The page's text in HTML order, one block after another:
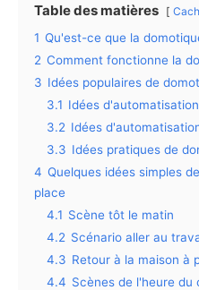
Table des matières
1 Qu'est-ce que la
2 Comment fonctionne la
3 Idées populaires de
3.1 Idées
3.2 Idées
3.3 Idées pratiques de
4 Quelques idées simples
place
4.1 Scène tôt le matin
4.2 Scénario aller au
4.3 Retour à la maison à
4.4 Scènes de l'heure du